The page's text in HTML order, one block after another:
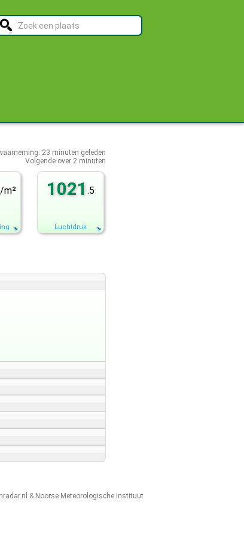
23 minuten geleden
Volgende over 2 minuten
m² 1021 .5
Luchtdruk
& Noorse Meteorologische Instituut